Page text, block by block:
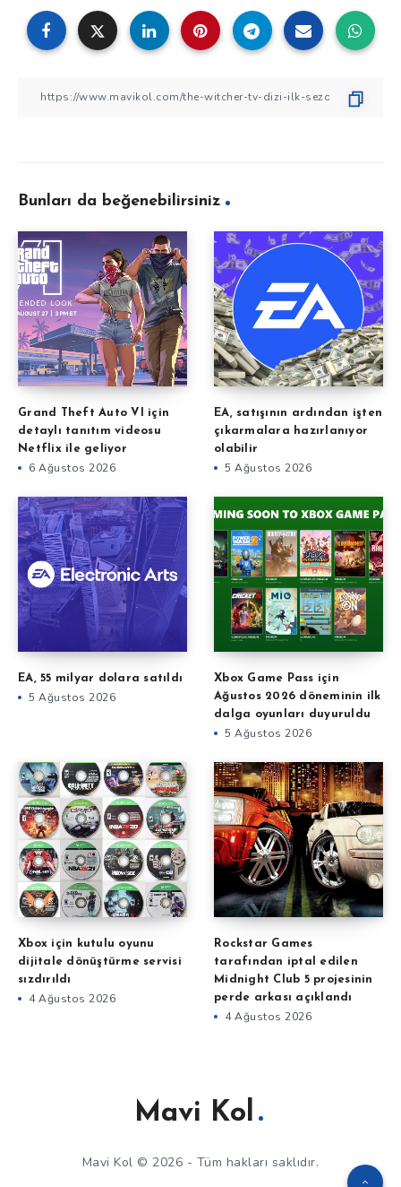
Bunları da beğenebilirsiniz
Grand Theft Auto VI için
detaylı tanıtım videosu
Netflix ile geliyor
6 Ağustos 2026
EA, satışının ardından işten
çıkarmalara hazırlanıyor
olabilir
5 Ağustos 2026
EA, 55 milyar dolara satıldı
5 Ağustos 2026
Xbox Game Pass için
Ağustos 2026 döneminin ilk
dalga oyunları duyuruldu
5 Ağustos 2026
Xbox için kutulu oyunu
dijitale dönüştürme servisi
sızdırıldı
4 Ağustos 2026
Rockstar Games
tarafından iptal edilen
Midnight Club 5 projesinin
perde arkası açıklandı
4 Ağustos 2026
Mavi Kol
Mavi Kol © 2026 - Tüm hakları saklıdır.